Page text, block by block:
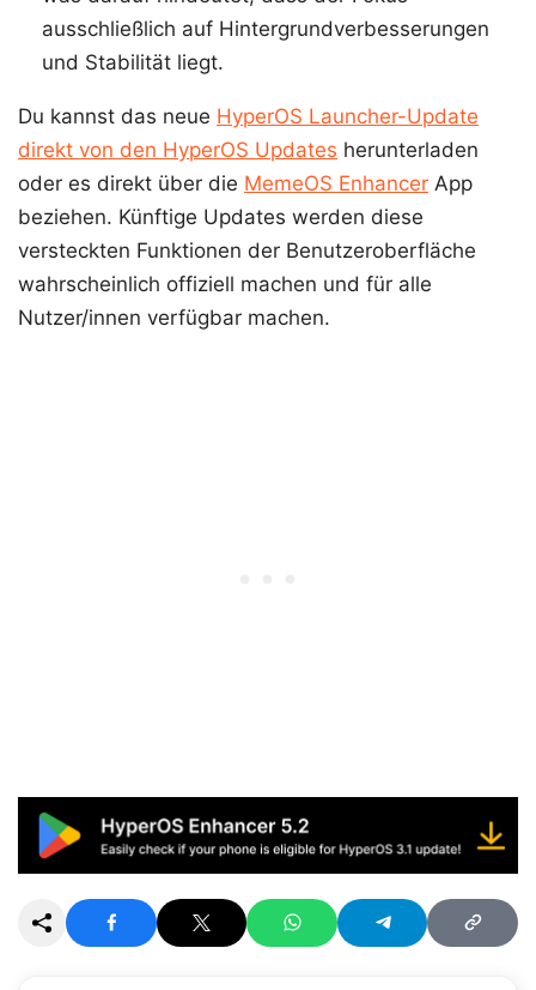
ausschließlich auf Hintergrundverbesserungen
und Stabilität liegt.
Du kannst das neue HyperOS Launcher-Update
direkt von den HyperOS Updates herunterladen
oder es direkt über die MemeOS Enhancer App
beziehen. Künftige Updates werden diese
versteckten Funktionen der Benutzeroberfläche
wahrscheinlich offiziell machen und für alle
Nutzer/innen verfügbar machen.